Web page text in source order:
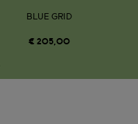
BLUE GRID
€ 205,00